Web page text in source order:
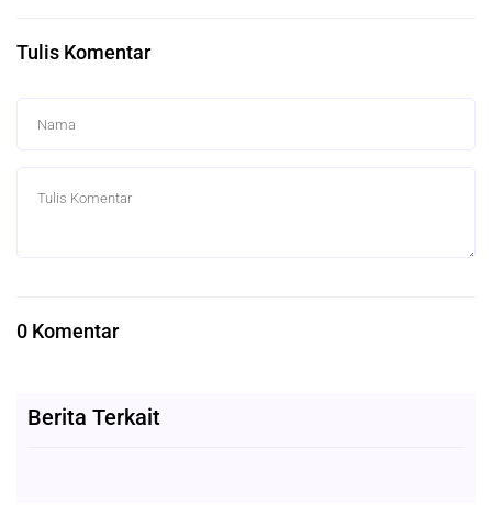
Tulis Komentar
0 Komentar
Berita Terkait